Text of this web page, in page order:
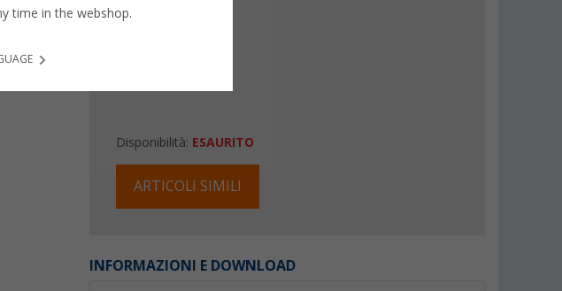
Disponibilità: ESAURITO
ARTICOLI SIMILI
INFORMAZIONI E DOWNLOAD
time in the webshop.